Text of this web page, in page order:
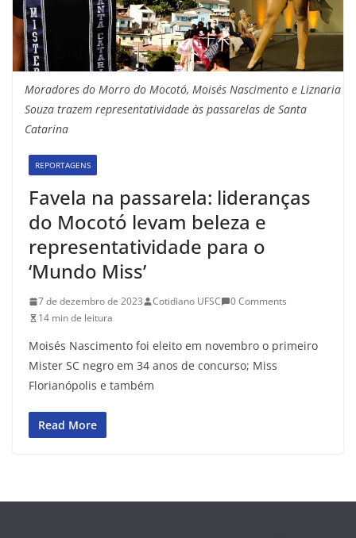
Moradores do Morro do Mocotó, Moisés Nascimento e Liznaria
Souza trazem representatividade às passarelas de Santa
Catarina
REPORTAGENS
Favela na passarela: lideranças
do Mocotó levam beleza e
representatividade para o
‘Mundo Miss’
7 de dezembro de 2023 Cotidiano UFSC
0 Comments
14 min de leitura
Moisés Nascimento foi eleito em novembro o primeiro
Mister SC negro em 34 anos de concurso; Miss
Florianópolis e também
Read More